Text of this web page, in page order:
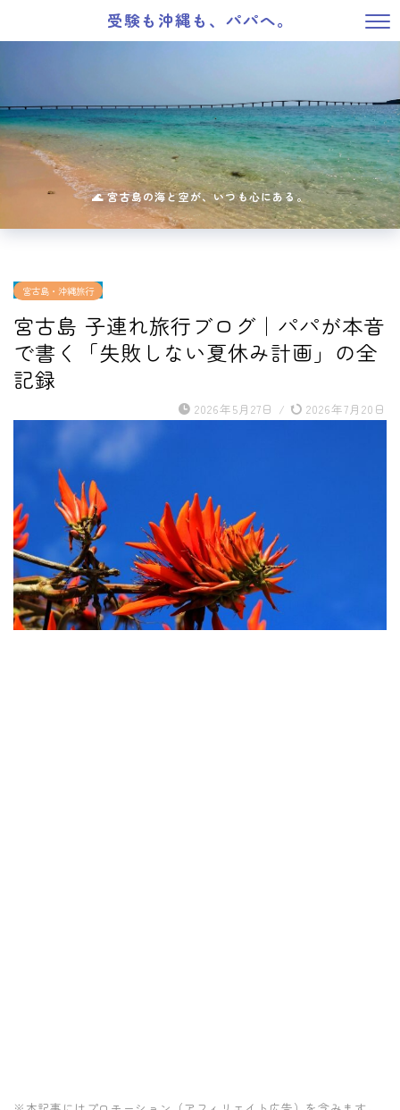
受験も沖縄も、パパへ。
宮古島・沖縄旅行
宮古島 子連れ旅行ブログ｜パパが本音
で書く「失敗しない夏休み計画」の全
記録
2026年5月27日 / 2026年7月20日